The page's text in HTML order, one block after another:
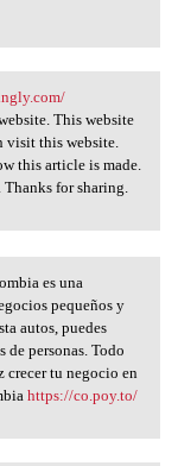
This website
visit this website.
this article is made.
for sharing.
es una
pequeños y
autos, puedes
de personas. Todo
crecer tu negocio en
https://co.poy.to/